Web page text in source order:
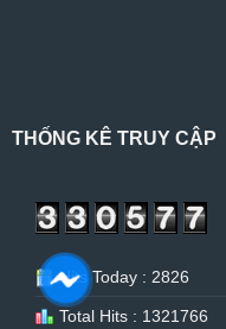
THỐNG KÊ TRUY CẬP
Hits Today : 2826
Total Hits : 1321766